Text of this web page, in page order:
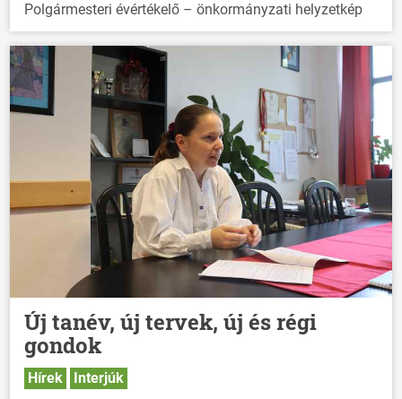
Polgármesteri évértékelő – önkormányzati helyzetkép
Új tanév, új tervek, új és régi
gondok
Hírek Interjúk